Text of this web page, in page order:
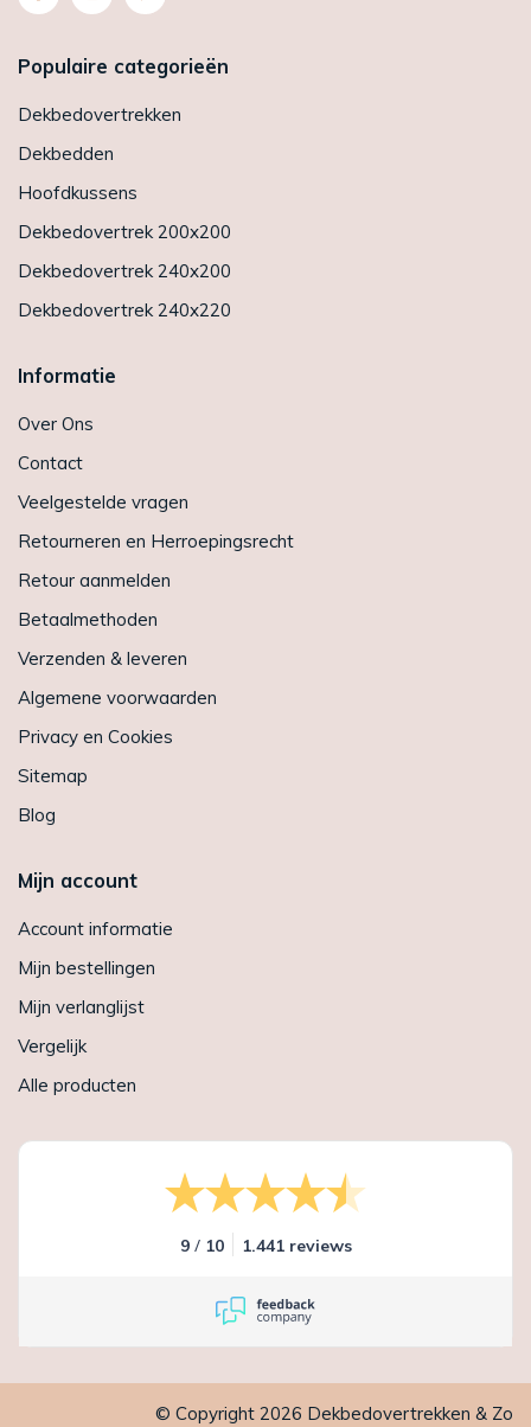
Populaire categorieën
Dekbedovertrekken
Dekbedden
Hoofdkussens
Dekbedovertrek 200x200
Dekbedovertrek 240x200
Dekbedovertrek 240x220
Informatie
Over Ons
Contact
Veelgestelde vragen
Retourneren en Herroepingsrecht
Retour aanmelden
Betaalmethoden
Verzenden & leveren
Algemene voorwaarden
Privacy en Cookies
Sitemap
Blog
Mijn account
Account informatie
Mijn bestellingen
Mijn verlanglijst
Vergelijk
Alle producten
9 / 10 1.441 reviews
© Copyright 2026 Dekbedovertrekken & Zo